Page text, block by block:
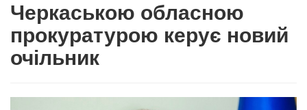
Черкаською обласною
прокуратурою керує новий
очільник